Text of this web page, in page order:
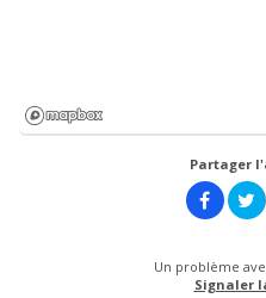
Partager
Un problème
Signaler